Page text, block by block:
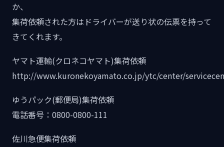
か、
集荷依頼された方はドライバーが送り状の伝票を持って
きてくれます。
ヤマト運輸(クロネコヤマト)集荷依頼
http://www.kuronekoyamato.co.jp/ytc/center/
ゆうパック(郵便局)集荷依頼
電話番号：0800-0800-111
佐川急便集荷依頼